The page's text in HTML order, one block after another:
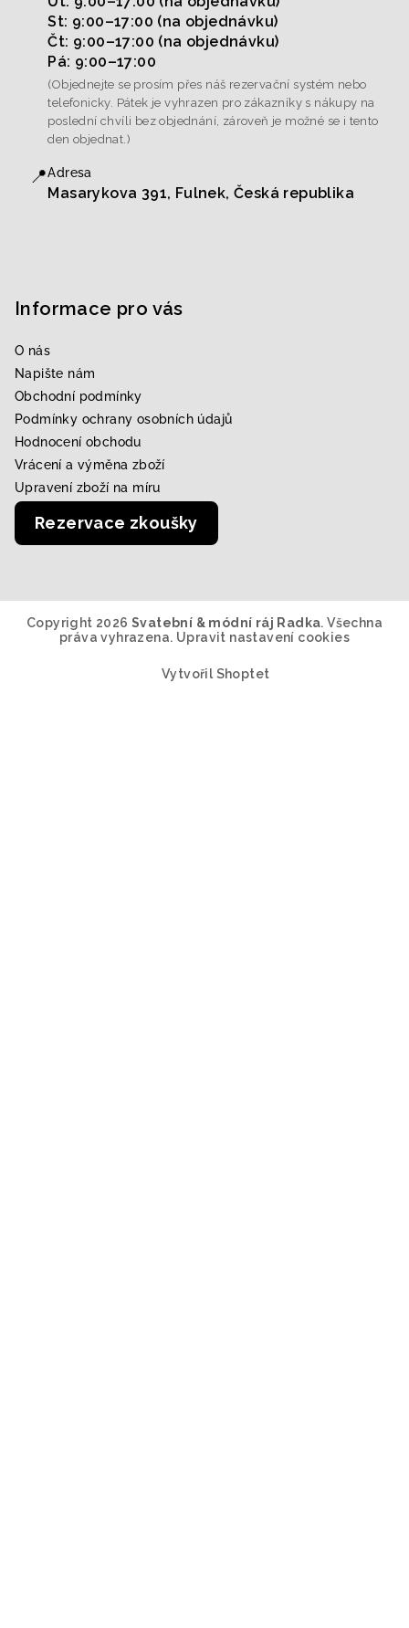
St: 9:00–17:00 (na objednávku)
Čt: 9:00–17:00 (na objednávku)
Pá: 9:00–17:00
(Objednejte se prosím přes náš rezervační systém nebo
telefonicky. Pátek je vyhrazen pro zákazníky s nákupy na
poslední chvíli bez objednání, zároveň je možné se i tento
den objednat.)
📍Adresa
Masarykova 391, Fulnek, Česká republika
Informace pro vás
O nás
Napište nám
Obchodní podmínky
Podmínky ochrany osobních údajů
Hodnocení obchodu
Vrácení a výměna zboží
Upravení zboží na míru
Rezervace zkoušky
Copyright 2026 Svatební & módní ráj Radka. Všechna
práva vyhrazena. Upravit nastavení cookies
Vytvořil Shoptet